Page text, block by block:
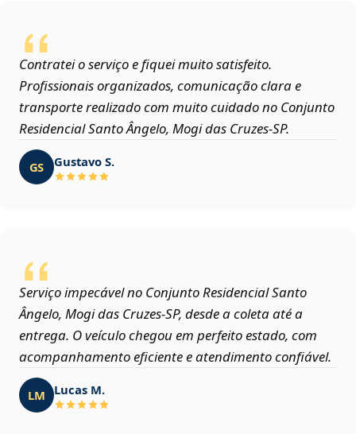
Contratei o serviço e fiquei muito satisfeito.
Profissionais organizados, comunicação clara e
transporte realizado com muito cuidado no Conjunto
Residencial Santo Ângelo, Mogi das Cruzes‑SP.
GS Gustavo S.
Serviço impecável no Conjunto Residencial Santo
Ângelo, Mogi das Cruzes‑SP, desde a coleta até a
entrega. O veículo chegou em perfeito estado, com
acompanhamento eficiente e atendimento confiável.
LM Lucas M.